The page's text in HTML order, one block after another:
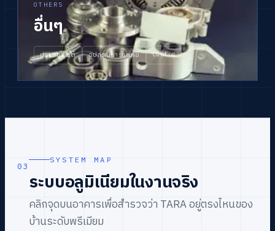
OTHERS
อื่นๆ
มอเตอร์ไซต์ อุปกรณ์การแพทย์ Custom
03
SYSTEM MAP
ระบบอลูมิเนียมในงานจริง
คลิกจุดบนอาคารเพื่อสำรวจว่า TARA อยู่ตรงไหนของ
บ้านระดับพรีเมียม